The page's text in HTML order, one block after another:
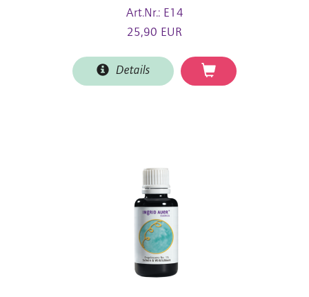
Art.Nr.: E14
25,90 EUR
Details